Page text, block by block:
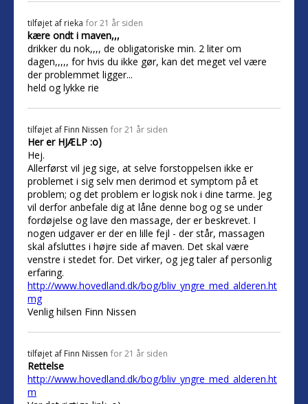
tilføjet af rieka for 21 år siden
kære ondt i maven,,,
drikker du nok,,,, de obligatoriske min. 2 liter om
dagen,,,,, for hvis du ikke gør, kan det meget vel være
der problemmet ligger...
held og lykke rie
tilføjet af Finn Nissen for 21 år siden
Her er HJÆLP :o)
Hej.
Allerførst vil jeg sige, at selve forstoppelsen ikke er
problemet i sig selv men derimod et symptom på et
problem; og det problem er logisk nok i dine tarme. Jeg
vil derfor anbefale dig at låne denne bog og se under
fordøjelse og lave den massage, der er beskrevet. I
nogen udgaver er der en lille fejl - der står, massagen
skal afsluttes i højre side af maven. Det skal være
venstre i stedet for. Det virker, og jeg taler af personlig
erfaring.
http://www.hovedland.dk/bog/bliv_yngre_med_alderen.ht
mg
Venlig hilsen Finn Nissen
tilføjet af Finn Nissen for 21 år siden
Rettelse
http://www.hovedland.dk/bog/bliv_yngre_med_alderen.ht
m